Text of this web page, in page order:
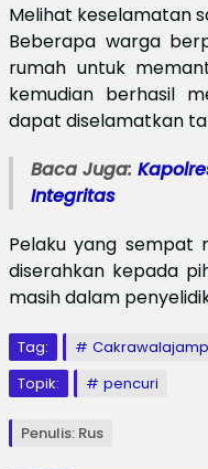
Melihat keselamatan
Beberapa warga
rumah untuk
kemudian berhasil
dapat diselamatkan
Baca Juga:
Integritas
Pelaku yang sempat
diserahkan kepada
masih dalam
Tag:
Topik:
pencuri
Penulis: Rus